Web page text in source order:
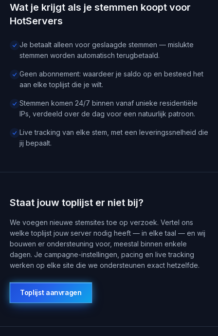
Wat je krijgt als je stemmen koopt voor
HotServers
Je betaalt alleen voor geslaagde stemmen — mislukte
stemmen worden automatisch terugbetaald.
Geen abonnement: waardeer je saldo op en besteed het
aan elke toplijst die je wilt.
Stemmen komen 24/7 binnen vanaf unieke residentiële
IPs, verdeeld over de dag voor een natuurlijk patroon.
Live tracking van elke stem, met een leveringssnelheid die
jij bepaalt.
Staat jouw toplijst er niet bij?
We voegen nieuwe stemsites toe op verzoek. Vertel ons
welke toplijst jouw server nodig heeft — in elke taal — en wij
bouwen er ondersteuning voor, meestal binnen enkele
dagen. Je campagne-instellingen, pacing en live tracking
werken op elke site die we ondersteunen exact hetzelfde.
Toplijst aanvragen